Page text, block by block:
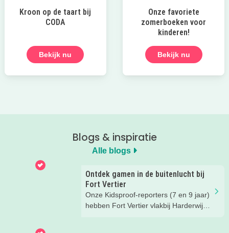
Kroon op de taart bij
CODA
Bekijk nu
Onze favoriete
zomerboeken voor
kinderen!
Bekijk nu
Blogs & inspiratie
Alle blogs
Ontdek gamen in de buitenlucht bij
Fort Vertier
Onze Kidsproof-reporters (7 en 9 jaar)
hebben Fort Vertier vlakbij Harderwijk